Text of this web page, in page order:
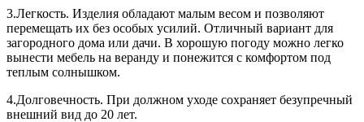
3.Легкость. Изделия обладают малым весом и позволяют
перемещать их без особых усилий. Отличный вариант для
загородного дома или дачи. В хорошую погоду можно легко
вынести мебель на веранду и понежится с комфортом под
теплым солнышком.
4.Долговечность. При должном уходе сохраняет безупречный
внешний вид до 20 лет.